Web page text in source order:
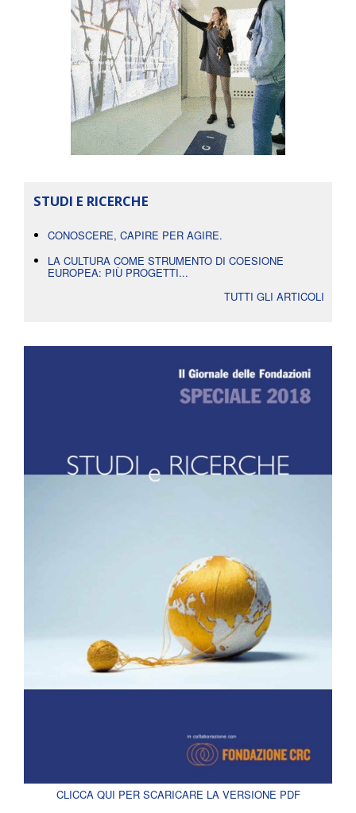
STUDI E RICERCHE
CONOSCERE, CAPIRE PER AGIRE.
LA CULTURA COME STRUMENTO DI COESIONE
EUROPEA: PIÙ PROGETTI...
TUTTI GLI ARTICOLI
CLICCA QUI PER SCARICARE LA VERSIONE PDF